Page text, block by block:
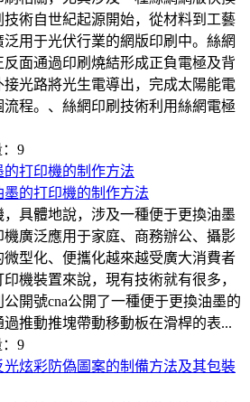
技術自世紀起源開始，從材料到工藝
用于光伏行業的網版印刷中。絲網
面通過印刷燒結形成正負電極及背
接光路將光生電導出，完成太陽能電
程。、絲網印刷技術利用絲網電極
9
打印機的制作方法
具體地說，涉及一種便于更換油墨
機廣泛應用于家庭、商務辦公、攝影
型化、便攜化越來越受廣大消費者
機裝置來說，現有技術就有很多，
開號cna公開了一種便于更換油墨的
推動推塊帶動移動板在滑桿的表...
9
炫彩防偽圖案的制備方法及其包裝